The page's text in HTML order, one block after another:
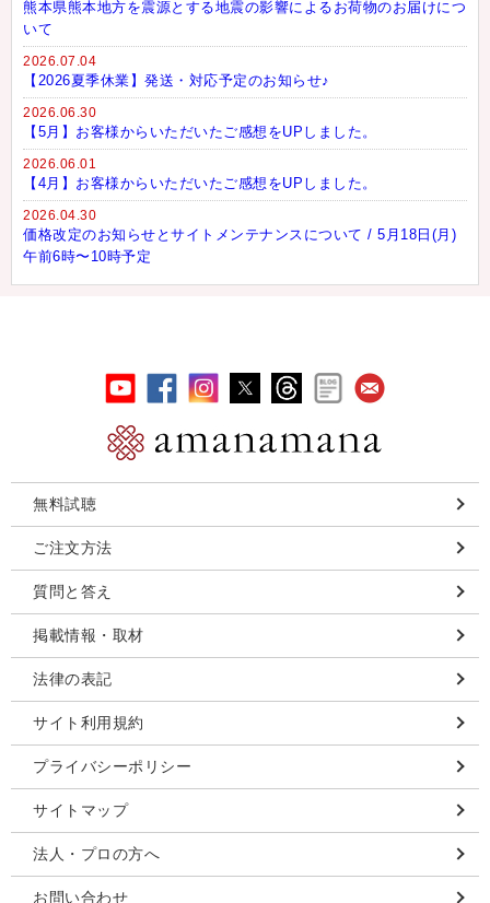
熊本県熊本地方を震源とする地震の影響によるお荷物のお届けにつ
いて
2026.07.04
【2026夏季休業】発送・対応予定のお知らせ♪
2026.06.30
【5月】お客様からいただいたご感想をUPしました。
2026.06.01
【4月】お客様からいただいたご感想をUPしました。
2026.04.30
価格改定のお知らせとサイトメンテナンスについて / 5月18日(月)
午前6時〜10時予定
無料試聴
ご注文方法
質問と答え
掲載情報・取材
法律の表記
サイト利用規約
プライバシーポリシー
サイトマップ
法人・プロの方へ
お問い合わせ